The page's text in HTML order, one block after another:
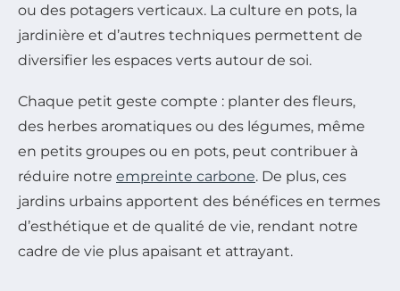
ou des potagers verticaux. La culture en pots, la
jardinière et d’autres techniques permettent de
diversifier les espaces verts autour de soi.
Chaque petit geste compte : planter des fleurs,
des herbes aromatiques ou des légumes, même
en petits groupes ou en pots, peut contribuer à
réduire notre empreinte carbone. De plus, ces
jardins urbains apportent des bénéfices en termes
d’esthétique et de qualité de vie, rendant notre
cadre de vie plus apaisant et attrayant.